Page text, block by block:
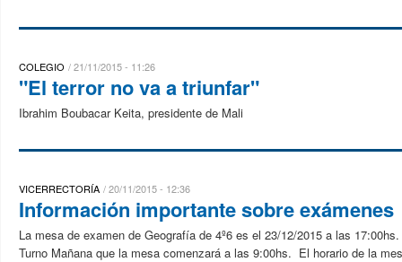
COLEGIO 21/11/2015 - 11:26
"El terror no va a triunfar"
Ibrahim Boubacar Keita, presidente de Mali
VICERRECTORÍA 20/11/2015 - 12:36
Información importante sobre exámenes
La mesa de examen de Geografía de 4º6 es el 23/12/2015 a las
Turno Mañana que la mesa comenzará a las 9:00hs. El horario de la